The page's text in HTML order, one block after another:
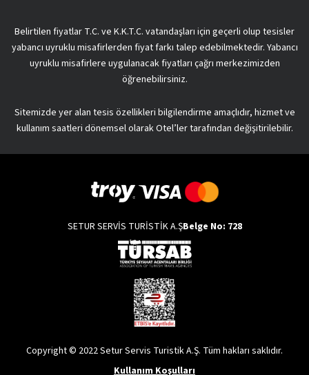
Belirtilen fiyatlar T.C. ve K.K.T.C. vatandaşları için geçerli olup tesisler
yabancı uyruklu misafirlerden fiyat farkı talep edebilmektedir. Yabancı
uyruklu misafirlere uygulanacak fiyatları çağrı merkezimizden
öğrenebilirsiniz.
Sitemizde yer alan tesis özellikleri bilgilendirme amaçlıdır, hizmet ve
kullanım saatleri dönemsel olarak Otel’ler tarafından değişitirilebilir.
SETUR SERVİS TURİSTİK A.ŞBelge No: 728
Copyright © 2022 Setur Servis Turistik A.Ş. Tüm hakları saklıdır.
Kullanım Koşulları